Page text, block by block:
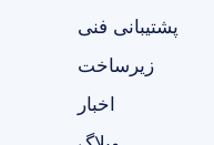
پشتیبانی فنی
زیرساخت
اخبار